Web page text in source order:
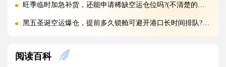
旺季临时加急补货，还能申请稀缺空运仓位吗?(不清楚的外贸人看过来)
黑五圣诞空运爆仓，提前多久锁舱可避开港口长时间排队?(不清楚的跨境卖家看过来)
空运到仓长期不上架，如何区分物流延误与亚马逊仓内拥堵?(国际空运干货知识分享)
阅读百科